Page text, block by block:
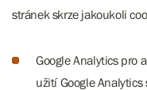
stránek skrze jakoukoli
Google Analytics pro
užití Google